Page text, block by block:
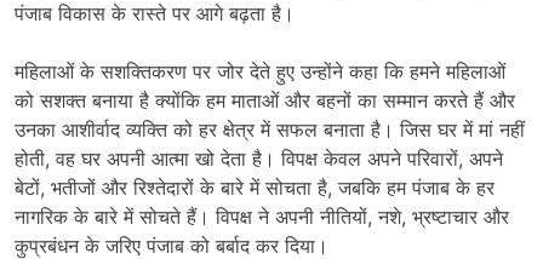
पंजाब विकास के रास्ते पर आगे बढ़ता है।
महिलाओं के सशक्तिकरण पर जोर देते हुए उन्होंने कहा कि हमने महिलाओं
को सशक्त बनाया है क्योंकि हम माताओं और बहनों का सम्मान करते हैं और
उनका आशीर्वाद व्यक्ति को हर क्षेत्र में सफल बनाता है। जिस घर में मां नहीं
होती, वह घर अपनी आत्मा खो देता है। विपक्ष केवल अपने परिवारों, अपने
बेटों, भतीजों और रिश्तेदारों के बारे में सोचता है, जबकि हम पंजाब के हर
नागरिक के बारे में सोचते हैं। विपक्ष ने अपनी नीतियों, नशे, भ्रष्टाचार और
कुप्रबंधन के जरिए पंजाब को बर्बाद कर दिया।